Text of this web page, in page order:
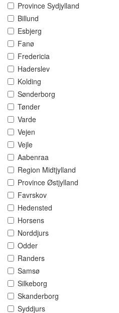
Province Sydjylland
Billund
Esbjerg
Fanø
Fredericia
Haderslev
Kolding
Sønderborg
Tønder
Varde
Vejen
Vejle
Aabenraa
Region Midtjylland
Province Østjylland
Favrskov
Hedensted
Horsens
Norddjurs
Odder
Randers
Samsø
Silkeborg
Skanderborg
Syddjurs